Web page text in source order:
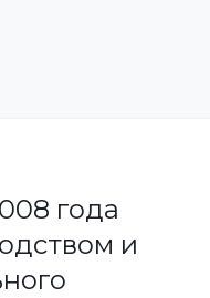
года
и